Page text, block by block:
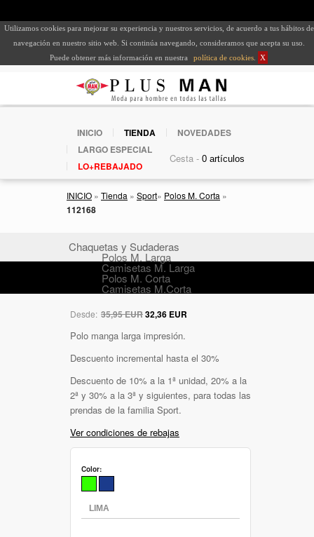
Utilizamos cookies para mejorar su experiencia y nuestros servicios, de acuerdo a tus hábitos de
navegación en nuestro sitio web. Si continúa navegando, consideramos que acepta su uso.
Puede obtener más información en nuestra
política de cookies X
INICIO TIENDA
NOVEDADES
LARGO ESPECIAL
LO+REBAJADO
Cesta -
INICIO » Tienda » Sport» Polos M. Corta »
112168
Chaquetas y Sudaderas
Polos M. Larga
Camisetas M. Larga
Polos M. Corta
Camisetas M.Corta
Desde: 35,95 EUR32,36 EUR
Polo manga larga impresión.
Descuento incremental hasta el 30%
Descuento de 10% a la 1ª unidad, 20% a la
2ª y 30% a la 3ª y siguientes, para todas las
prendas de la familia Sport.
Ver condiciones de rebajas
Color: